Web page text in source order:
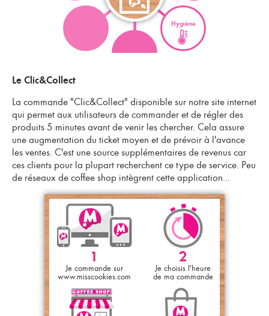
Hygiène
Le Clic&Collect
La commande "Clic&Collect" disponible sur notre site internet
qui permet aux utilisateurs de commander et de régler des
produits 5 minutes avant de venir les chercher. Cela assure
une augmentation du ticket moyen et de prévoir à l'avance
les ventes. C'est une source supplémentaires de revenus car
ces clients pour la plupart recherchent ce type de service. Peu
de réseaux de coffee shop intègrent cette application...
1
Je commande sur
www.misscookies.com
2
Je choisis l'heure
de ma commande